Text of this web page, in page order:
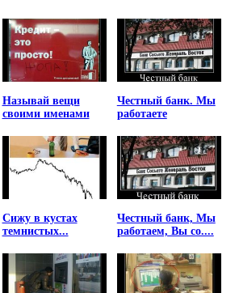
Называй вещи
своими именами
Честный банк. Мы
работаете
Сижу в кустах
темнистых...
Честный банк, Мы
работаем, Вы со....